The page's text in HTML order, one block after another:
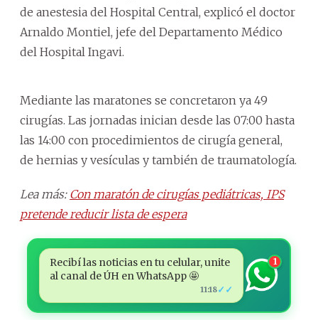
de anestesia del Hospital Central, explicó el doctor
Arnaldo Montiel, jefe del Departamento Médico
del Hospital Ingavi.
Mediante las maratones se concretaron ya 49
cirugías. Las jornadas inician desde las 07:00 hasta
las 14:00 con procedimientos de cirugía general,
de hernias y vesículas y también de traumatología.
Lea más: Con maratón de cirugías pediátricas, IPS
pretende reducir lista de espera
Recibí las noticias en tu celular, unite
al canal de ÚH en WhatsApp 🤩
11:18✓✓
1